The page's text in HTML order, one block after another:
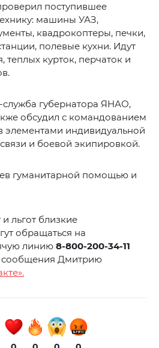
поступившее
машины УАЗ,
квадрокоптеры, печки,
полевые кухни. Идут
теплых курток, перчаток и
служба губернатора ЯНАО,
обсудил с командованием
элементами индивидуальной
и боевой экипировкой.
гуманитарной помощью и
льгот близкие
обращаться на
линию 8-800-200-34-11
сообщения Дмитрию